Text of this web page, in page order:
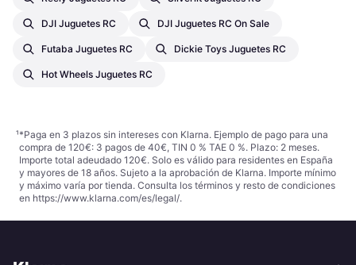
DJI Juguetes RC DJI Juguetes RC On Sale
Futaba Juguetes RC Dickie Toys Juguetes RC
Hot Wheels Juguetes RC
¹*Paga en 3 plazos sin intereses con Klarna. Ejemplo de pago para una
compra de 120€: 3 pagos de 40€, TIN 0 % TAE 0 %. Plazo: 2 meses.
Importe total adeudado 120€. Solo es válido para residentes en España
y mayores de 18 años. Sujeto a la aprobación de Klarna. Importe mínimo
y máximo varía por tienda. Consulta los términos y resto de condiciones
en https://www.klarna.com/es/legal/.